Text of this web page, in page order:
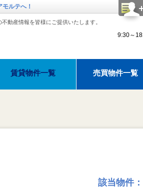
ルテへ！
動産情報を皆様にご提供いたします。
9:30～
賃貸物件一覧 売買物件一覧
該当物件